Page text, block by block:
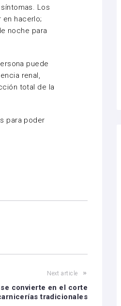
Los
en hacerlo;
noche para
puede
renal,
total de la
para poder
Next article
se convierte en el corte
tradicionales